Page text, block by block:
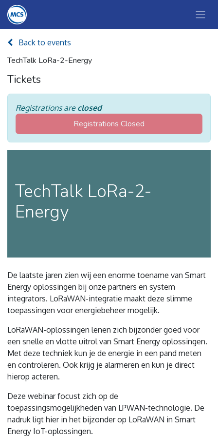
Back to events
TechTalk LoRa-2-Energy
Tickets
Registrations are closed
Registrations Closed
TechTalk LoRa-2-
Energy
De laatste jaren zien wij een enorme toename van Smart
Energy oplossingen bij onze partners en system
integrators. LoRaWAN-integratie maakt deze slimme
toepassingen voor energiebeheer mogelijk.
LoRaWAN-oplossingen lenen zich bijzonder goed voor
een snelle en vlotte uitrol van Smart Energy oplossingen.
Met deze techniek kun je de energie in een pand meten
en controleren. Ook krijg je alarmeren en kun je direct
hierop acteren.
Deze webinar focust zich op de
toepassingsmogelijkheden van LPWAN-technologie. De
nadruk ligt hier in het bijzonder op LoRaWAN in Smart
Energy IoT-oplossingen.